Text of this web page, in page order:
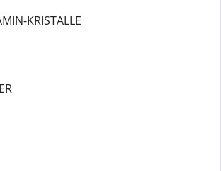
KRISTALLE